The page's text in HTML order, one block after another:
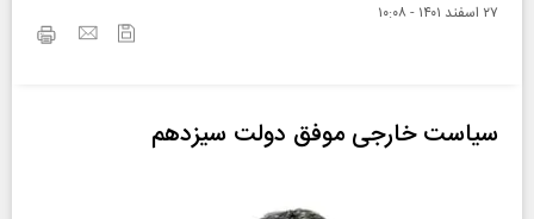
۲۷ اسفند ۱۴۰۱ - ۱۰:۰۸
سیاست خارجی موفق دولت سیزدهم